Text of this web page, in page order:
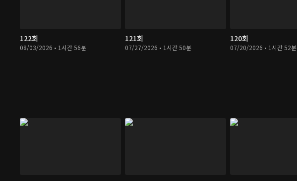
122회
08/03/2026 • 1시간 56분
121회
07/27/2026 • 1시간 50분
120회
07/20/2026 • 1시간 52분